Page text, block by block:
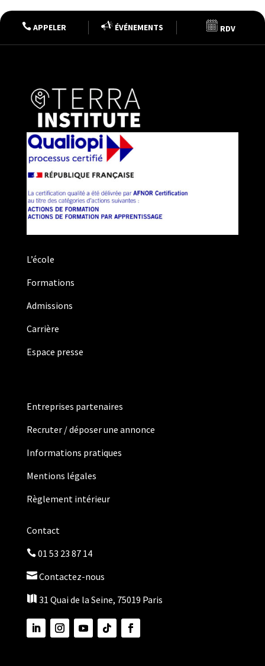
APPELER ÉVÉNEMENTS RDV
L’école
Formations
Admissions
Carrière
Espace presse
Entreprises partenaires
Recruter / déposer une annonce
Informations pratiques
Mentions légales
Règlement intérieur
Contact
01 53 23 87 14
Contactez-nous
 31 Quai de la Seine, 75019 Paris